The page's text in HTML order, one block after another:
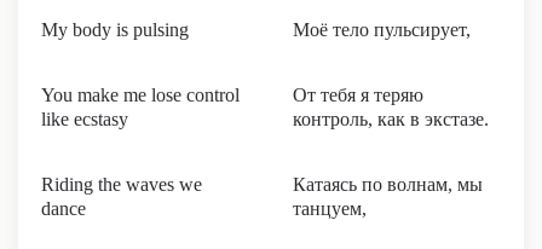
My body is pulsing Моё тело пульсирует,
You make me lose control
like ecstasy
От тебя я теряю
контроль, как в экстазе.
Riding the waves we
dance
Катаясь по волнам, мы
танцуем,